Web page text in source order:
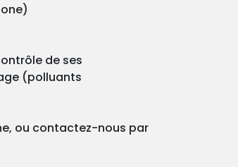
de ses
(polluants
ou contactez-nous par